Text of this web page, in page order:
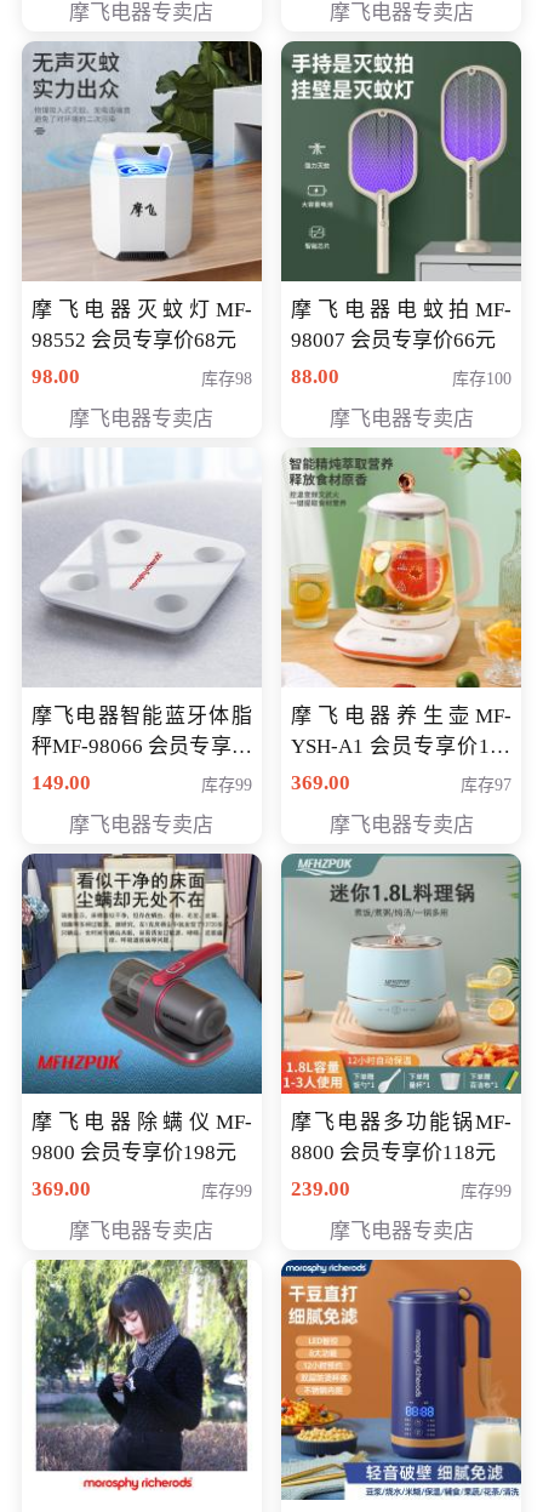
摩飞电器专卖店 摩飞电器专卖店
摩飞电器灭蚊灯MF-
98552 会员专享价68元
98.00
库存98
摩飞电器专卖店
摩飞电器电蚊拍MF-
98007 会员专享价66元
88.00
库存100
摩飞电器专卖店
摩飞电器智能蓝牙体脂
秤MF-98066 会员专享价
98元
149.00 库存99
摩飞电器专卖店
摩飞电器养生壶MF-
YSH-A1 会员专享价198
元
369.00 库存97
摩飞电器专卖店
摩飞电器除螨仪MF-
9800 会员专享价198元
369.00
库存99
摩飞电器专卖店
摩飞电器多功能锅MF-
8800 会员专享价118元
239.00
库存99
摩飞电器专卖店